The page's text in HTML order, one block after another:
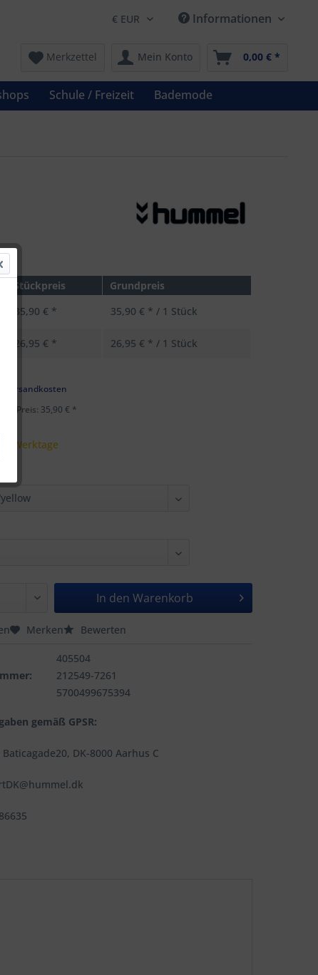
Informationen
Merkzettel Mein Konto 0,00 € *
Schule / Freizeit Bademode
Stückpreis
Grundpreis
35,90 € * 35,90 € * / 1 Stück
26,95 € * 26,95 € * / 1 Stück
Versandkosten
Preis: 35,90 € *
Werktage
In den Warenkorb
Merken Bewerten
405504
212549-7261
5700499675394
gemäß GPSR:
DK-8000 Aarhus C